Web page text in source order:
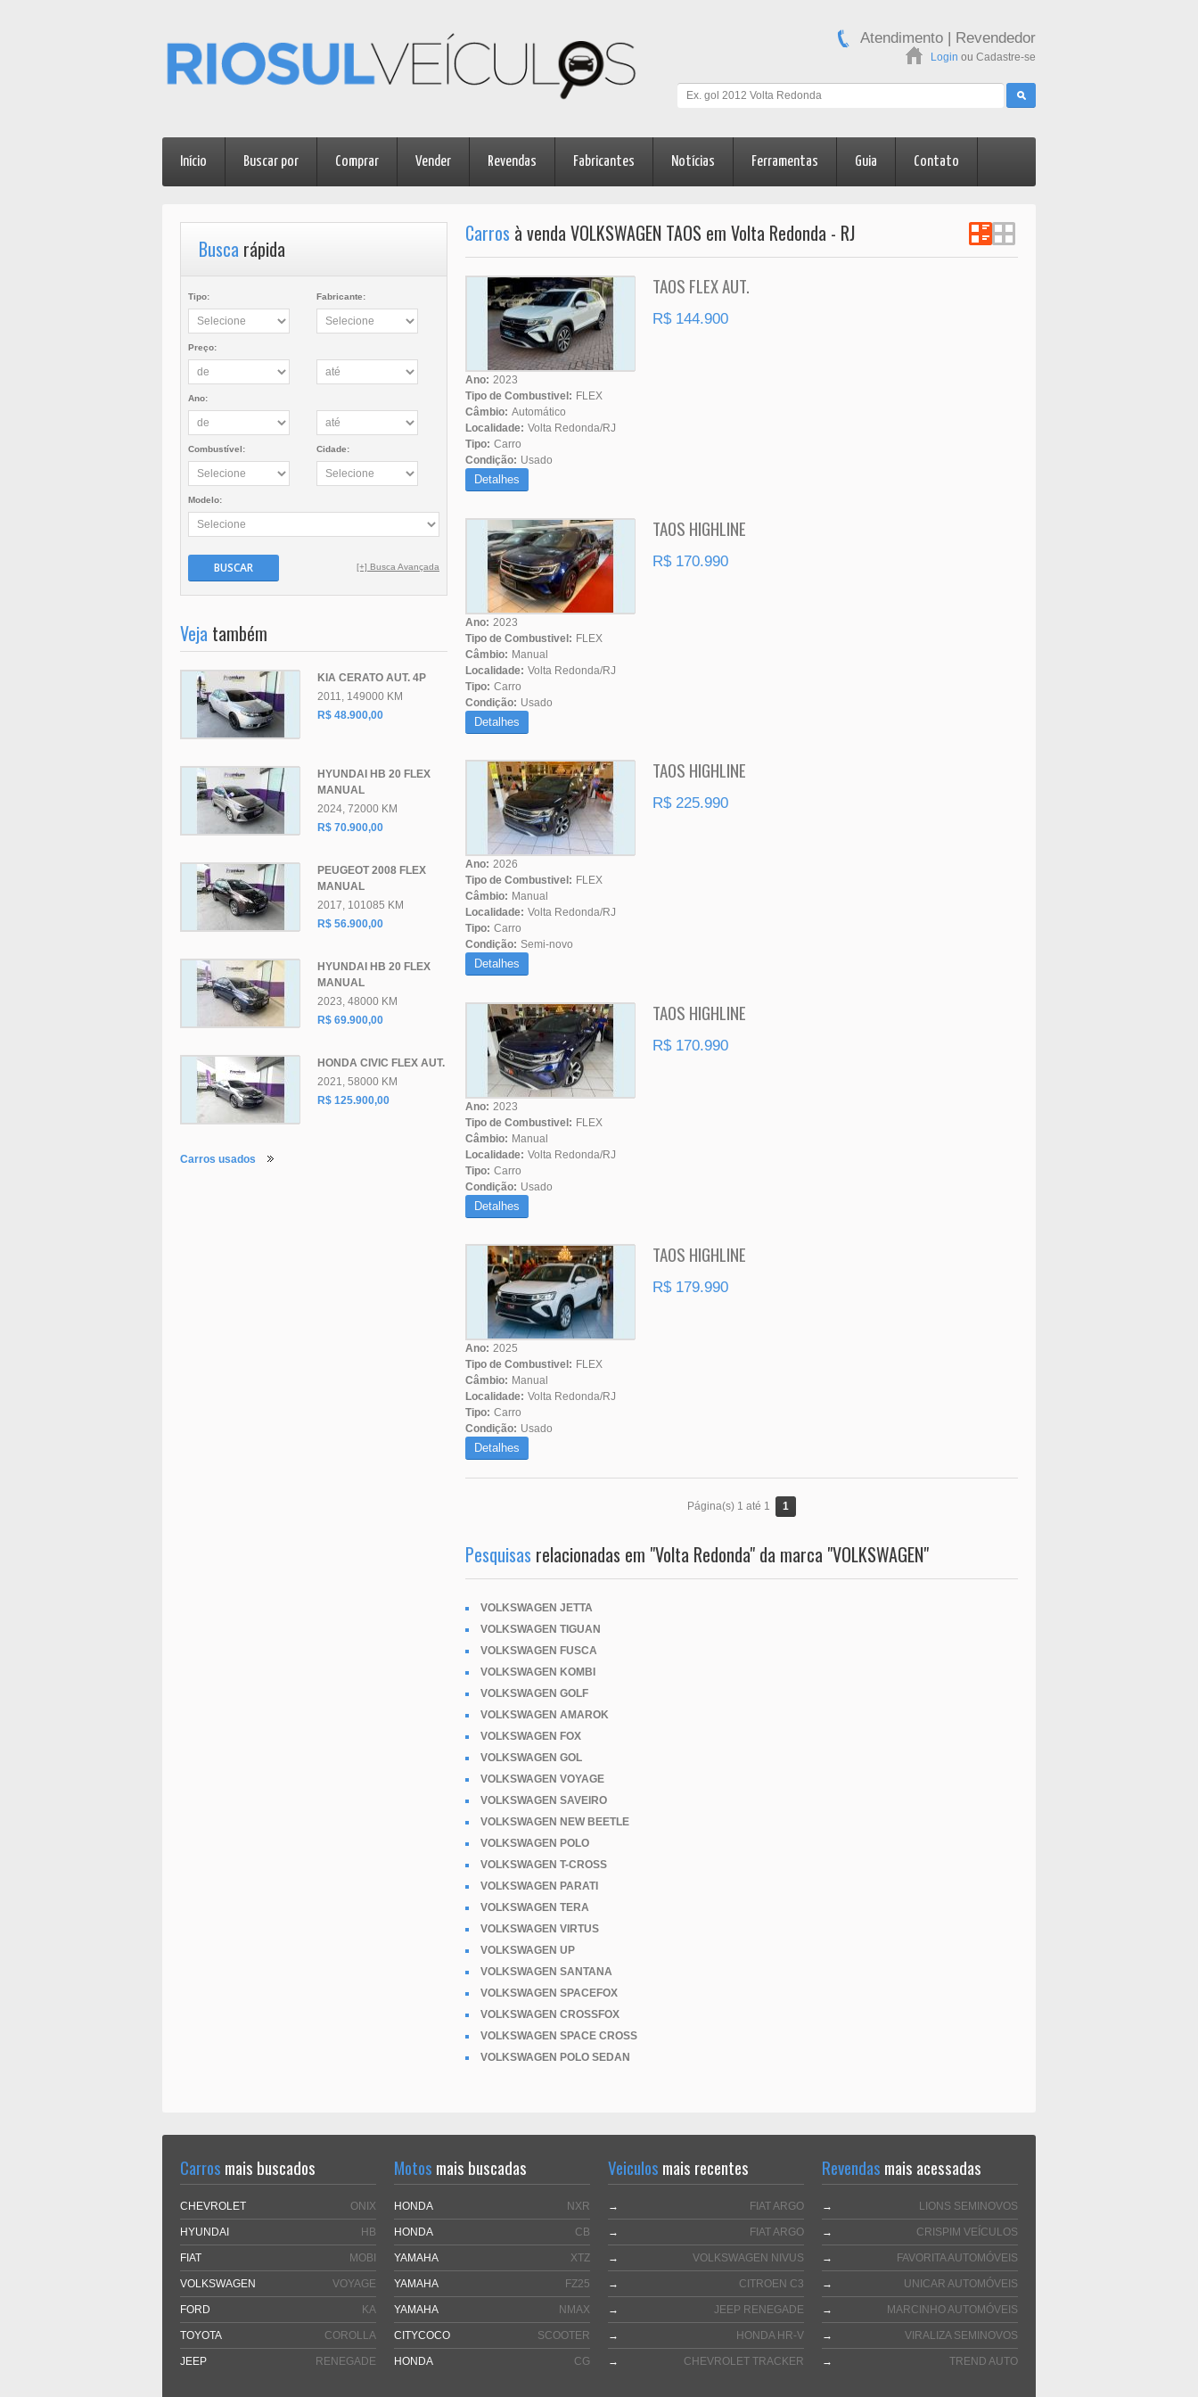
Atendimento | Revendedor
Login ou Cadastre-se
Início Buscar por Comprar Vender Revendas Fabricantes Notícias Ferramentas Guia Contato
Carros à venda VOLKSWAGEN TAOS em Volta Redonda - RJ
TAOS FLEX AUT.
R$ 144.900
Ano: 2023
Tipo de Combustivel: FLEX
Câmbio: Automático
Localidade: Volta Redonda/RJ
Tipo: Carro
Condição: Usado
Detalhes
TAOS HIGHLINE
R$ 170.990
Ano: 2023
Tipo de Combustivel: FLEX
Câmbio: Manual
Localidade: Volta Redonda/RJ
Tipo: Carro
Condição: Usado
Detalhes
TAOS HIGHLINE
R$ 225.990
Ano: 2026
Tipo de Combustivel: FLEX
Câmbio: Manual
Localidade: Volta Redonda/RJ
Tipo: Carro
Condição: Semi-novo
Detalhes
TAOS HIGHLINE
R$ 170.990
Ano: 2023
Tipo de Combustivel: FLEX
Câmbio: Manual
Localidade: Volta Redonda/RJ
Tipo: Carro
Condição: Usado
Detalhes
TAOS HIGHLINE
R$ 179.990
Ano: 2025
Tipo de Combustivel: FLEX
Câmbio: Manual
Localidade: Volta Redonda/RJ
Tipo: Carro
Condição: Usado
Detalhes
Página(s) 1 até 1 1
Pesquisas relacionadas em "Volta Redonda" da marca "VOLKSWAGEN"
VOLKSWAGEN JETTA
VOLKSWAGEN TIGUAN
VOLKSWAGEN FUSCA
VOLKSWAGEN KOMBI
VOLKSWAGEN GOLF
VOLKSWAGEN AMAROK
VOLKSWAGEN FOX
VOLKSWAGEN GOL
VOLKSWAGEN VOYAGE
VOLKSWAGEN SAVEIRO
VOLKSWAGEN NEW BEETLE
VOLKSWAGEN POLO
VOLKSWAGEN T-CROSS
VOLKSWAGEN PARATI
VOLKSWAGEN TERA
VOLKSWAGEN VIRTUS
VOLKSWAGEN UP
VOLKSWAGEN SANTANA
VOLKSWAGEN SPACEFOX
VOLKSWAGEN CROSSFOX
VOLKSWAGEN SPACE CROSS
VOLKSWAGEN POLO SEDAN
Busca rápida
Tipo: Fabricante:
Preço:
Ano:
Combustível: Cidade:
Modelo:
BUSCAR [+] Busca Avançada
Veja também
KIA CERATO AUT. 4P
2011, 149000 KM
R$ 48.900,00
HYUNDAI HB 20 FLEX
MANUAL
2024, 72000 KM
R$ 70.900,00
PEUGEOT 2008 FLEX
MANUAL
2017, 101085 KM
R$ 56.900,00
HYUNDAI HB 20 FLEX
MANUAL
2023, 48000 KM
R$ 69.900,00
HONDA CIVIC FLEX AUT.
2021, 58000 KM
R$ 125.900,00
Carros usados
Carros mais buscados
CHEVROLET ONIX
HYUNDAI HB
FIAT MOBI
VOLKSWAGEN VOYAGE
FORD KA
TOYOTA COROLLA
JEEP RENEGADE
Motos mais buscadas
HONDA NXR
HONDA CB
YAMAHA XTZ
YAMAHA FZ25
YAMAHA NMAX
CITYCOCO SCOOTER
HONDA CG
Veiculos mais recentes
→ FIAT ARGO
→ FIAT ARGO
→ VOLKSWAGEN NIVUS
→ CITROEN C3
→ JEEP RENEGADE
→ HONDA HR-V
→ CHEVROLET TRACKER
Revendas mais acessadas
→ LIONS SEMINOVOS
→ CRISPIM VEÍCULOS
→ FAVORITA AUTOMÓVEIS
→ UNICAR AUTOMÓVEIS
→ MARCINHO AUTOMÓVEIS
→ VIRALIZA SEMINOVOS
→ TREND AUTO